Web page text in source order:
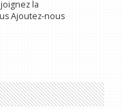
la
Ajoutez-nous